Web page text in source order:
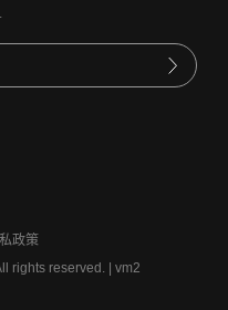
政策
rights reserved. | vm2